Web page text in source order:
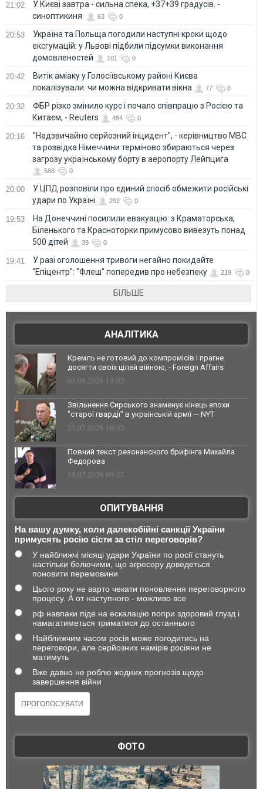
21:02
У Києві завтра - сильна спека, +37+39 градусів. -
синоптикиня
63 0
20:53
Україна та Польща погодили наступні кроки щодо
ексгумацій: у Львові підбили підсумки виконання
домовленостей
101 0
20:42
Витік аміаку у Голосіївському районі Києва
локалізували: чи можна відкривати вікна
77 0
20:32
ФБР різко змінило курс і почало співпрацю з Росією та
Китаєм, - Reuters
484 0
20:16
"Надзвичайно серйозний інцидент", - керівництво МВС
та розвідка Німеччини терміново збираються через
загрозу українському борту в аеропорту Лейпцига
588 0
20:00
У ЦПД розповіли про єдиний спосіб обмежити російські
удари по Україні
292 0
19:53
На Донеччині посилили евакуацію: з Краматорська,
Біленького та Красноторки примусово вивезуть понад
500 дітей
39 0
19:41
У разі оголошення тривоги негайно покидайте
"Епіцентр": "Флеш" попередив про небезпеку
219 0
БІЛЬШЕ
АНАЛІТИКА
Кремль не готовий до компромісів і прагне
досягти своїх цілей війною, - Foreign Affairs
03.08.2026 13:02
Звільнення Сирського знаменує кінець епохи
"старої гвардії" в українській армії — NYT
23.07.2026 10:32
Повний текст резонансного брифінга Михайла
Федорова
18.07.2026 09:27
ОПИТУВАННЯ
На вашу думку, коли далекобійні санкції України
примусять росію сісти за стіл переговорів?
У найближчі місяці удари України по росії стануть
настільки болючими, що агресору доведеться
поновити перемовини
Цього року не варто чекати поновлення переговорного
процесу. А от наступного - можливо все
рф навпаки піде на ескалацію попри здоровий глузд і
намагатиметься триматися до останнього
Найближчим часом росія може погодитись на
переговори, але серйозних намірів росіяни не
матимуть
Вже давно не роблю жодних прогнозів щодо
завершення війни
ФОТО